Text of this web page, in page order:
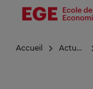
Aller
principal
Accueil Actualités